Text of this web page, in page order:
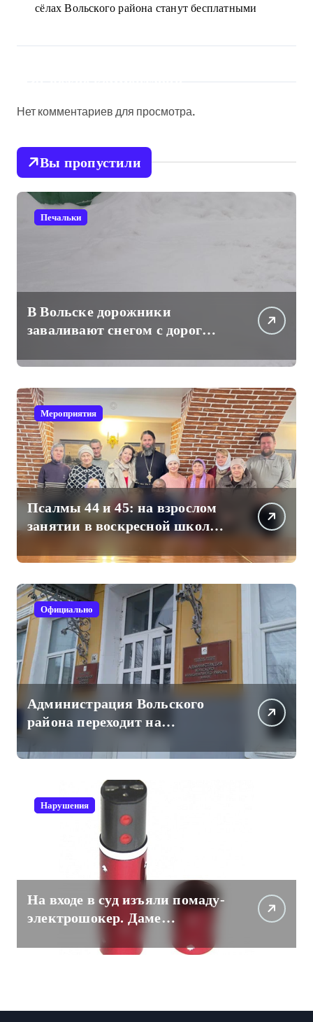
сёлах Вольского района станут бесплатными
Нет комментариев для просмотра.
Вы пропустили
Печальки
В Вольске дорожники
заваливают снегом с дорог
домам
Мероприятия
Псалмы 44 и 45: на взрослом
занятии в воскресной школе
Официально
Администрация Вольского
района переходит на
для рабочих коммуникаций
Нарушения
На входе в суд изъяли помаду-
электрошокер. Даме